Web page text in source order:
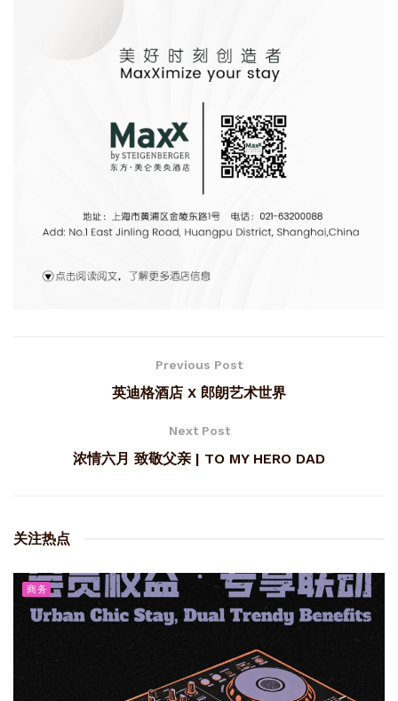
Previous Post
英迪格酒店 X 郎朗艺术世界
Next Post
浓情六月 致敬父亲 | TO MY HERO DAD
关注热点
商务